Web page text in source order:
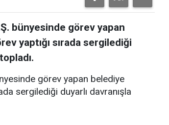
bünyesinde görev yapan
yaptığı sırada sergilediği
görev yapan belediye
sergilediği duyarlı davranışla